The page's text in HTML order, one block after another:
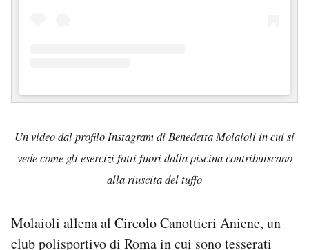
Un video dal profilo Instagram di Benedetta Molaioli in cui si
vede come gli esercizi fatti fuori dalla piscina contribuiscano
alla riuscita del tuffo
Molaioli allena al Circolo Canottieri Aniene, un
club polisportivo di Roma in cui sono tesserati